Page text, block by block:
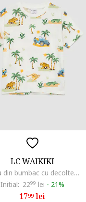
LC WAIKIKI
Tricou din bumbac cu decolteu la baza gatului, Alb/Verde/Portocaliu
Initial: 2299 lei - 21%
1799lei